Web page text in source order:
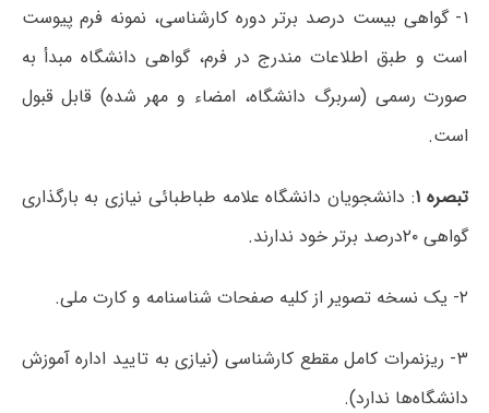
۱- گواهی بیست درصد برتر دوره کارشناسی، نمونه فرم پیوست
است و طبق اطلاعات مندرج در فرم، گواهی دانشگاه مبدأ به
صورت رسمی (سربرگ دانشگاه، امضاء و مهر شده) قابل قبول
است.
تبصره ۱ : دانشجویان دانشگاه علامه طباطبائی نیازی به بارگذاری
گواهی ۲۰درصد برتر خود ندارند.
۲- یک نسخه تصویر از کلیه صفحات شناسنامه و کارت ملی.
۳- ریزنمرات کامل مقطع کارشناسی (نیازی به تایید اداره آموزش
دانشگاه‌ها ندارد).